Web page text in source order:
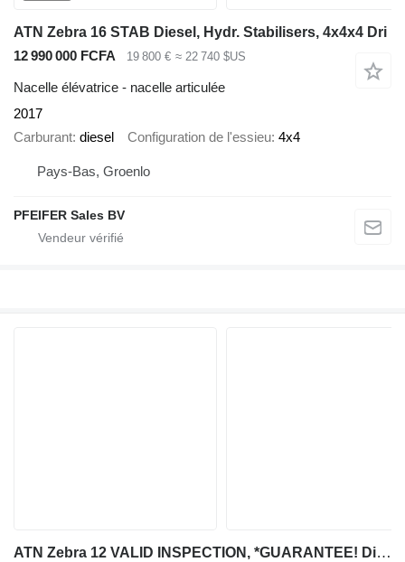
ATN Zebra 16 STAB Diesel, Hydr. Stabilisers, 4x4x4 Dri
12 990 000 FCFA
19 800 € ≈ 22 740 $US
Nacelle élévatrice - nacelle articulée
2017
Carburant diesel Configuration de l'essieu 4x4
Pays-Bas, Groenlo
PFEIFER Sales BV
ATN Zebra 12 VALID INSPECTION, *GUARANTEE! Diesel, 4x4